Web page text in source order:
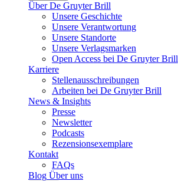
Über De Gruyter Brill
Unsere Geschichte
Unsere Verantwortung
Unsere Standorte
Unsere Verlagsmarken
Open Access bei De Gruyter Brill
Karriere
Stellenausschreibungen
Arbeiten bei De Gruyter Brill
News & Insights
Presse
Newsletter
Podcasts
Rezensionsexemplare
Kontakt
FAQs
Blog Über uns